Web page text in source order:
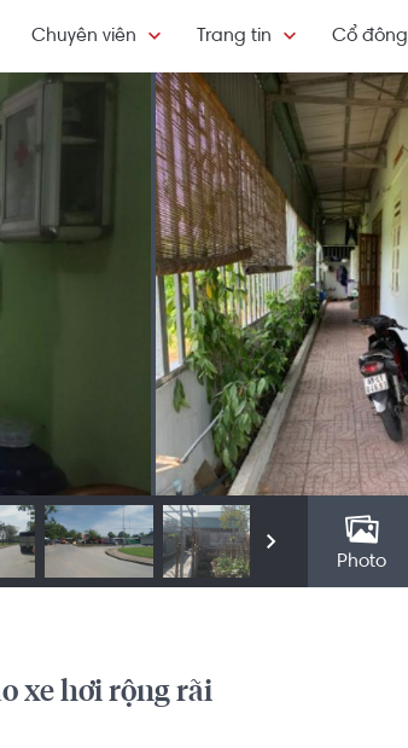
Chuyên viên Trang tin Cổ đông
Photo
xe hơi rộng rãi